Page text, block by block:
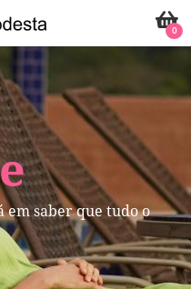
em saber que tudo o
0